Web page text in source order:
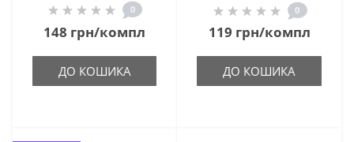
0
148 грн/компл
ДО КОШИКА
0
119 грн/компл
ДО КОШИКА